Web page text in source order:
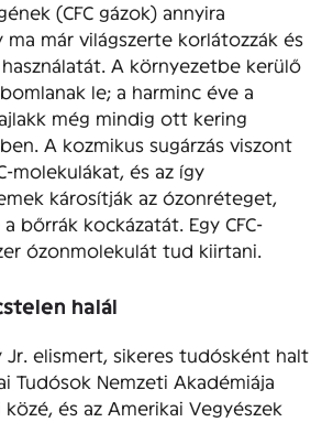
(CFC gázok) annyira
ma már világszerte korlátozzák és
használatát. A környezetbe kerülő
le; a harminc éve a
még mindig ott kering
A kozmikus sugárzás viszont
molekulákat, és az így
károsítják az ózonréteget,
bőrrák kockázatát. Egy CFC-
ózonmolekulát tud kiirtani.
halál
Jr. elismert, sikeres tudósként halt
Tudósok Nemzeti Akadémiája
és az Amerikai Vegyészek